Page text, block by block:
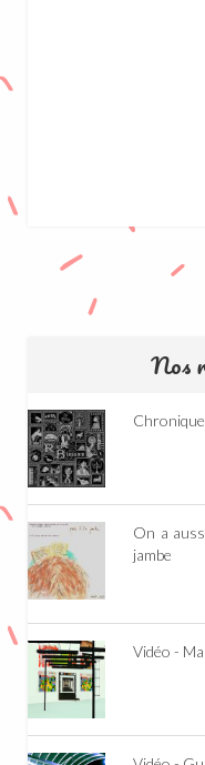
Nos
On a
jambe
Vidéo -